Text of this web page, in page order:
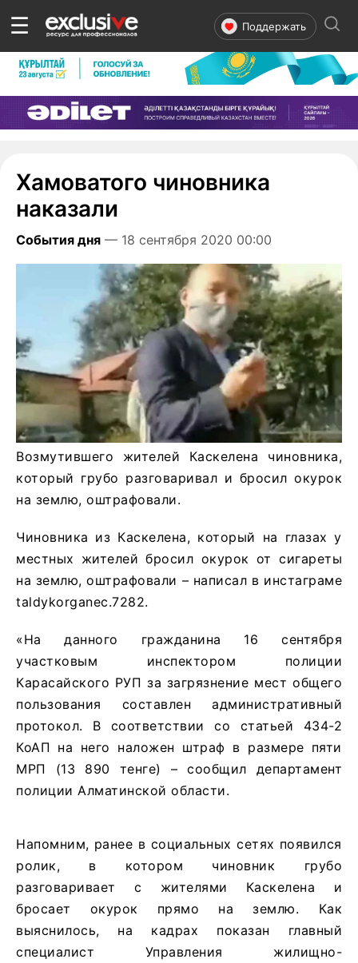
☰ Поддержать
Хамоватого чиновника
наказали
События дня — 18 сентября 2020 00:00
Возмутившего жителей Каскелена чиновника,
который грубо разговаривал и бросил окурок
на землю, оштрафовали.
Чиновника из Каскелена, который на глазах у
местных жителей бросил окурок от сигареты
на землю, оштрафовали – написал в инстаграме
taldykorganec.7282.
«На данного гражданина 16 сентября
участковым инспектором полиции
Карасайского РУП за загрязнение мест общего
пользования составлен административный
протокол. В соответствии со статьей 434-2
КоАП на него наложен штраф в размере пяти
МРП (13 890 тенге) – сообщил департамент
полиции Алматинской области.
Напомним, ранее в социальных сетях появился
ролик, в котором чиновник грубо
разговаривает с жителями Каскелена и
бросает окурок прямо на землю. Как
выяснилось, на кадрах показан главный
специалист Управления жилищно-